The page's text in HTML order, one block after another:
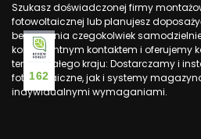
Szukasz doświadczonej firmy
fotowoltaicznej lub planujesz
bez robienia czegokolwiek
kompetentnym kontaktem i oferujemy
terenie całego kraju: Dostarczamy i
fotowoltaiczne, jak i systemy
indywidualnymi wymaganiami.
162